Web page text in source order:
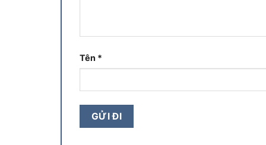
Tên *